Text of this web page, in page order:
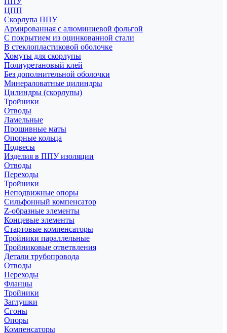
ЦПП
Скорлупа ППУ
Армированная с алюминиевой фольгой
С покрытием из оцинкованной стали
В стеклопластиковой оболочке
Хомуты для скорлупы
Полиуретановый клей
Без дополнительной оболочки
Минераловатные цилиндры
Цилиндры (скорлупы)
Тройники
Отводы
Ламельные
Прошивные маты
Опорные кольца
Подвесы
Изделия в ППУ изоляции
Отводы
Переходы
Тройники
Неподвижные опоры
Cильфонный компенсатор
Z-образные элементы
Концевые элементы
Стартовые компенсаторы
Тройники параллельные
Тройниковые ответвления
Детали трубопровода
Отводы
Переходы
Фланцы
Тройники
Заглушки
Сгоны
Опоры
Компенсаторы